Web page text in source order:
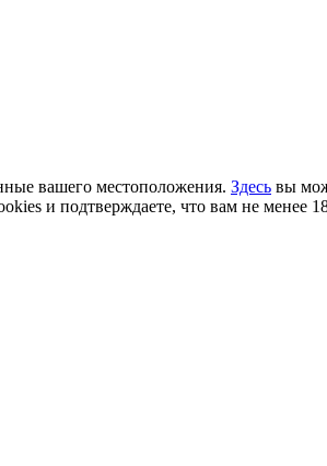
вашего местоположения. Здесь вы
и подтверждаете, что вам не менее